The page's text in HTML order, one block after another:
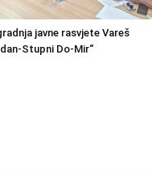
javne rasvjete Vareš
Stupni Do-Mir“